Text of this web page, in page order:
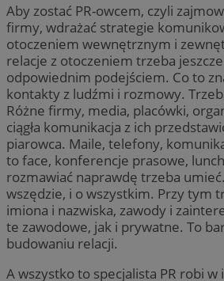
Aby zostać PR-owcem, czyli
firmy, wdrażać strategie
otoczeniem wewnętrznym i
relacje z otoczeniem trzeba
odpowiednim podejściem. Co to
kontakty z ludźmi i rozmowy.
Różne firmy, media, placówki,
ciągła komunikacja z ich
piarowca. Maile, telefony,
to face, konferencje prasowe,
rozmawiać naprawdę trzeba
wszędzie, i o wszystkim. Przy tym
imiona i nazwiska, zawody i
te zawodowe, jak i prywatne. To
budowaniu relacji.
A wszystko to specjalista PR robi